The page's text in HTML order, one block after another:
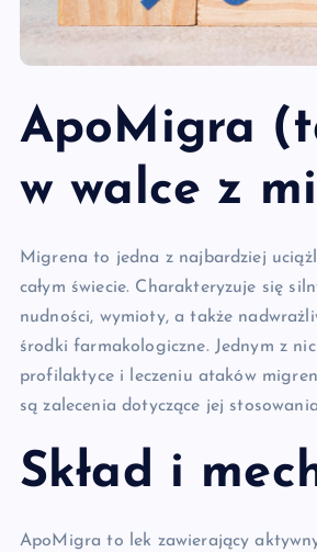
ApoMigra
w walce z
Migrena to jedna z najbardziej
całym świecie. Charakteryzuje się
nudności, wymioty, a także
środki farmakologiczne. Jednym z
profilaktyce i leczeniu ataków
są zalecenia dotyczące jej
Skład i
ApoMigra to lek zawierający